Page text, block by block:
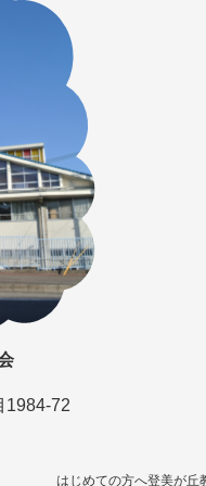
1984-72
はじめての方へ登美が丘